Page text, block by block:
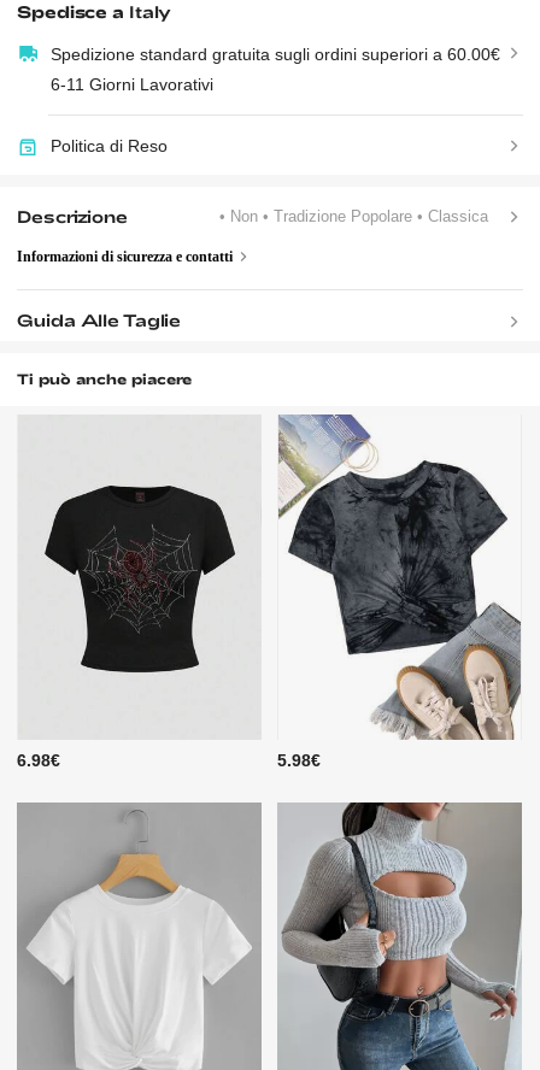
Spedisce a Italy
Spedizione standard gratuita sugli ordini superiori a 60.00€
6-11 Giorni Lavorativi
Politica di Reso
Descrizione • Non• Tradizione Popolare• Classica
Informazioni di sicurezza e contatti
Guida Alle Taglie
Ti può anche piacere
6.98€ 5.98€